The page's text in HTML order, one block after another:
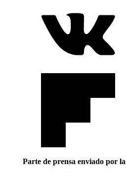
Parte de prensa enviado por